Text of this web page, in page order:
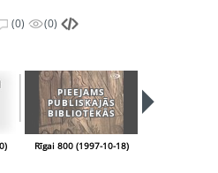
(0) (0)
PIEEJAMS
PUBLISKAJĀS
BIBLIOTĒKĀS
Rīgai 800 (1997-10-18)